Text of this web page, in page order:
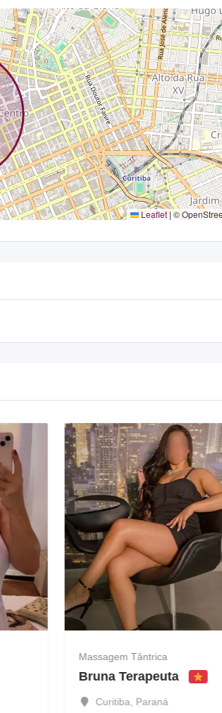
Leaflet|©
Massagem Tântrica
Bruna Terapeuta
Curitiba Paraná